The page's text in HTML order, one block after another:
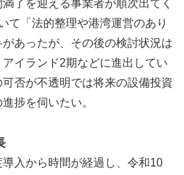
了を迎える事業者が順次出てく
て「法的整理や港湾運営のあり
あったが、その後の検討状況は
イランド2期などに進出してい
否が不透明では将来の設備投資
捗を伺いたい。
入から時間が経過し、令和10